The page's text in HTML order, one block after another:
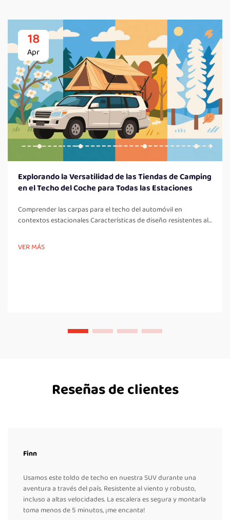
18
Apr
Explorando la Versatilidad de las Tiendas de Camping
en el Techo del Coche para Todas las Estaciones
Comprender las carpas para el techo del automóvil en
contextos estacionales Características de diseño resistentes al
el techo del automóvil: Un aspecto importante en todas las
carpas para el techo son los elementos de diseño resistentes al
VER MÁS
Reseñas de clientes
Finn
Usamos este toldo de techo en nuestra SUV durante una
aventura a través del país. Resistente al viento y robusto,
incluso a altas velocidades. La escalera es segura y montarla
toma menos de 5 minutos, ¡me encanta!